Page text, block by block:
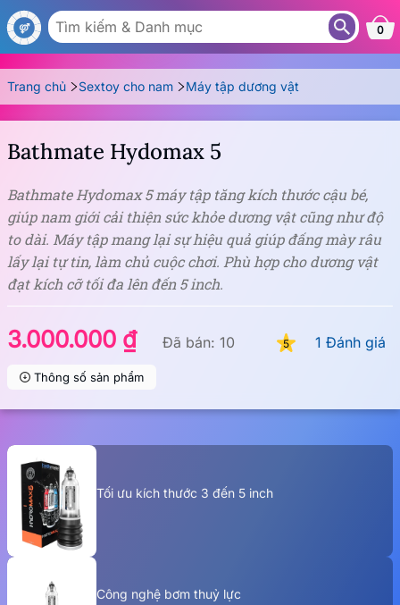
0
Trang chủ Sextoy cho nam Máy tập dương vật
3.000.000 ₫ Đã bán: 10 5 1 Đánh giá
Thông số sản phẩm
Bathmate Hydomax 5
Bathmate Hydomax 5 máy tập tăng kích thước cậu bé,
giúp nam giới cải thiện sức khỏe dương vật cũng như độ
to dài. Máy tập mang lại sự hiệu quả giúp đấng mày râu
lấy lại tự tin, làm chủ cuộc chơi. Phù hợp cho dương vật
đạt kích cỡ tối đa lên đến 5 inch.
Tối ưu kích thước 3 đến 5 inch
Công nghệ bơm thuỷ lực